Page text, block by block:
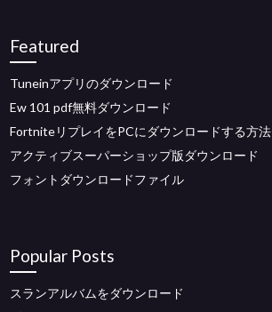
Featured
Tuneinアプリのダウンロード
Ew 101 pdf無料ダウンロード
FortniteリプレイをPCにダウンロードする方法
アクティブスーパーショップ版ダウンロード
フォントダウンロードファイル
Popular Posts
スランアルバムをダウンロード